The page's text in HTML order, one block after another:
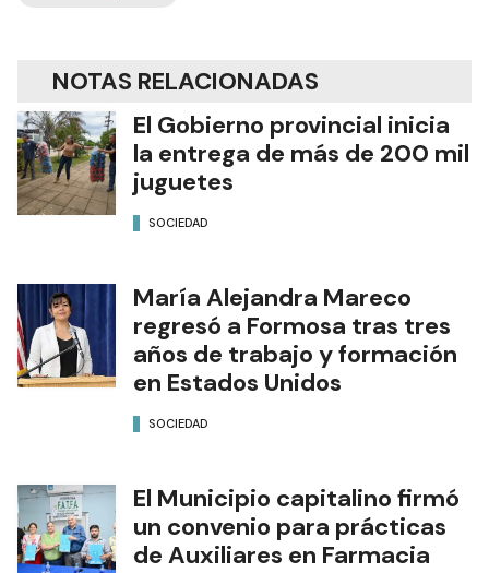
NOTAS RELACIONADAS
El Gobierno provincial inicia
la entrega de más de 200 mil
juguetes
SOCIEDAD
María Alejandra Mareco
regresó a Formosa tras tres
años de trabajo y formación
en Estados Unidos
SOCIEDAD
El Municipio capitalino firmó
un convenio para prácticas
de Auxiliares en Farmacia